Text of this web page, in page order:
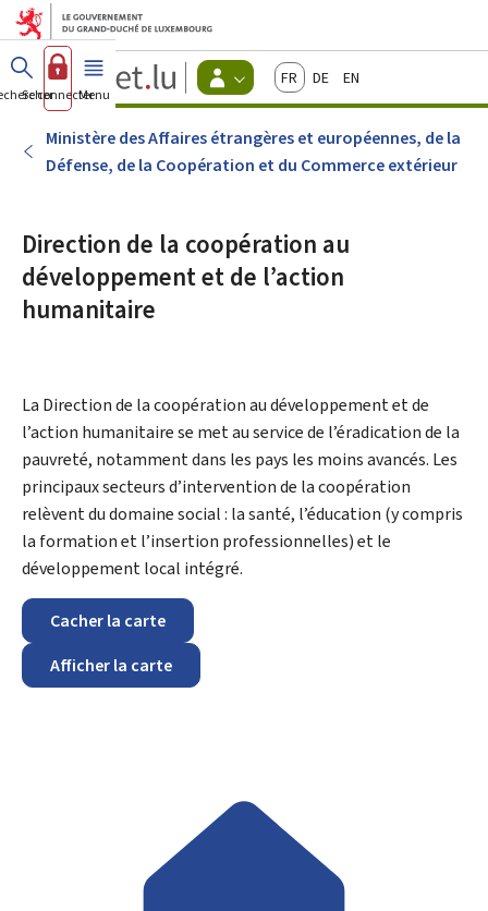
Aller au menu principal
Aller au contenu
Guichet.lu
Changer
d'espace
Menu
citoyens
FrançaisDeutschEnglish
Se connecterMenu principal
Ministère des Affaires étrangères et européennes, de la
Défense, de la Coopération et du Commerce extérieur
Direction de la coopération au
développement et de l’action
humanitaire
La Direction de la coopération au développement et de
l’action humanitairese met au service de l’éradication de la
pauvreté, notamment dans les pays les moins avancés. Les
principaux secteurs d’intervention de la coopération
relèvent du domaine social : la santé, l’éducation (y compris
la formation et l’insertion professionnelles) et le
développement local intégré.
Cacher la carte
Afficher la carte